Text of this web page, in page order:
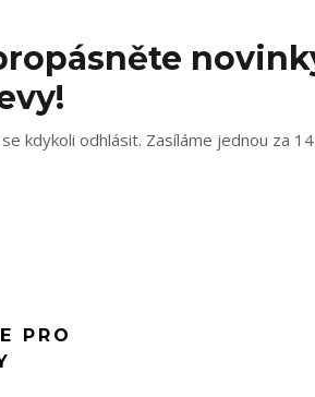
kdykoli odhlásit. Zasíláme jednou za 14
PRO